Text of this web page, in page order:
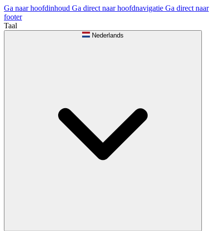
Ga naar hoofdinhoud Ga direct naar hoofdnavigatie Ga direct naar
footer
Taal
Nederlands